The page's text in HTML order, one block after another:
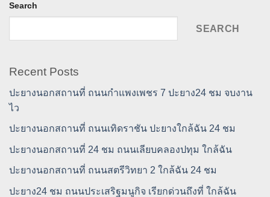
Search
SEARCH
Recent Posts
ปะยางนอกสถานที่ ถนนกำแพงเพชร 7 ปะยาง24 ชม จบงาน
ไว
ปะยางนอกสถานที่ ถนนเทิดราชัน ปะยางใกล้ฉัน 24 ชม
ปะยางนอกสถานที่ 24 ชม ถนนเลียบคลองปทุม ใกล้ฉัน
ปะยางนอกสถานที่ ถนนสตรีวิทยา 2 ใกล้ฉัน 24 ชม
ปะยาง24 ชม ถนนประเสริฐมนูกิจ เรียกด่วนถึงที่ ใกล้ฉัน